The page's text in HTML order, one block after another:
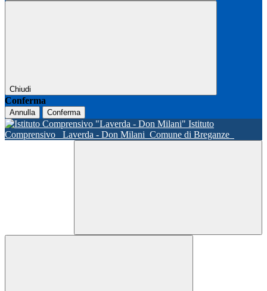
Chiudi
Conferma
Annulla Conferma
Istituto
Comprensivo
Laverda - Don Milani Comune di Breganze